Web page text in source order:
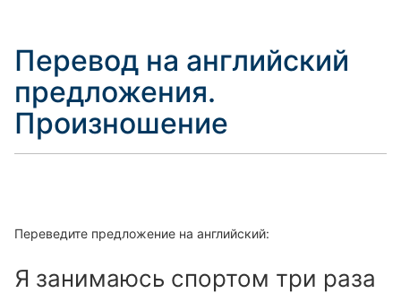
Перевод на английский
предложения.
Произношение
Переведите предложение на английский:
Я занимаюсь спортом три раза